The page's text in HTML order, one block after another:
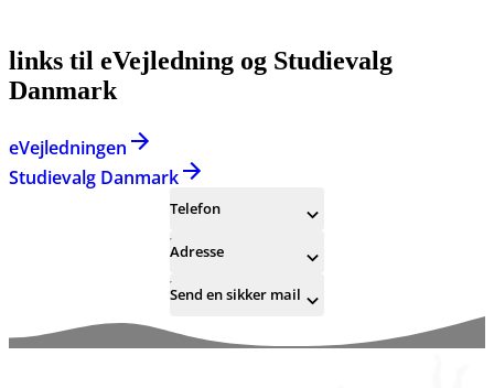
links til eVejledning og Studievalg
Danmark
eVejledningen
Studievalg Danmark
Telefon
Adresse
Send en sikker mail